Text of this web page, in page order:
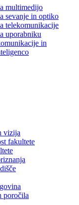
multimedijo
sevanje in optiko
telekomunikacije
uporabniku
in
vizija
fakultete
poročila